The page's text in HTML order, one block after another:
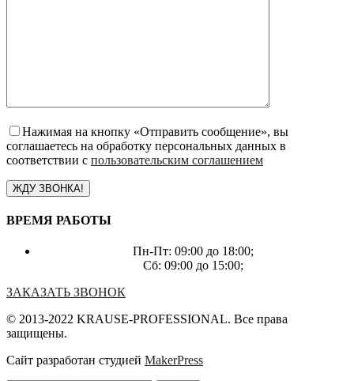
Нажимая на кнопку «Отправить сообщение», вы
соглашаетесь на обработку персональных данных в
соответствии с пользовательским соглашением
ВРЕМЯ РАБОТЫ
Пн-Пт: 09:00 до 18:00;
Сб: 09:00 до 15:00;
ЗАКАЗАТЬ ЗВОНОК
© 2013-2022 KRAUSE-PROFESSIONAL. Все права
защищены.
Сайт разработан студией MakerPress